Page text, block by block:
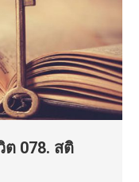
ต 078. สติ